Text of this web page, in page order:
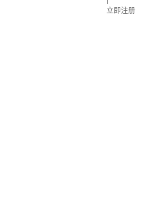
立即注册